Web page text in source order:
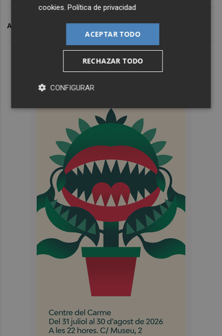
ARCHIVADO EN OHLA OHLA OHLA
cookies .Política de privacidad
ACEPTAR TODO
RECHAZAR TODO
CONFIGURAR